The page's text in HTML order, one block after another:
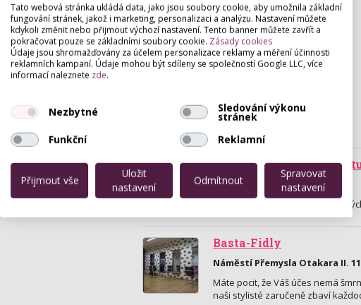
Salon Belle - Jolana
Krajinská 7 , České Budějovice
Nabídka kosmetických,
Basta-Fidly
Náměstí Přemysla Otakara II.
Máte pocit, že Váš účes nemá
naši stylisté zaručeně zbaví
Tato webová stránka ukládá data, jako jsou soubory cookie, aby umožnila základní
fungování stránek, jakož i marketing, personalizaci a analýzu. Nastavení můžete
kdykoli změnit nebo přijmout výchozí nastavení. Tento banner můžete zavřít a
pokračovat pouze se základními soubory cookie. Zásady cookies
Údaje jsou shromažďovány za účelem personalizace reklamy a měření účinnosti
reklamních kampaní. Údaje mohou být sdíleny se společností Google LLC, více
informací naleznete zde.
Nezbytné Sledování výkonu
stránek
Funkční
Reklamní
Přijmout vše
Uložit
nastavení
Odmítnout
Spravovat
nastavení